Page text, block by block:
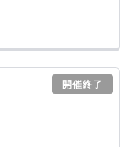
開催終了